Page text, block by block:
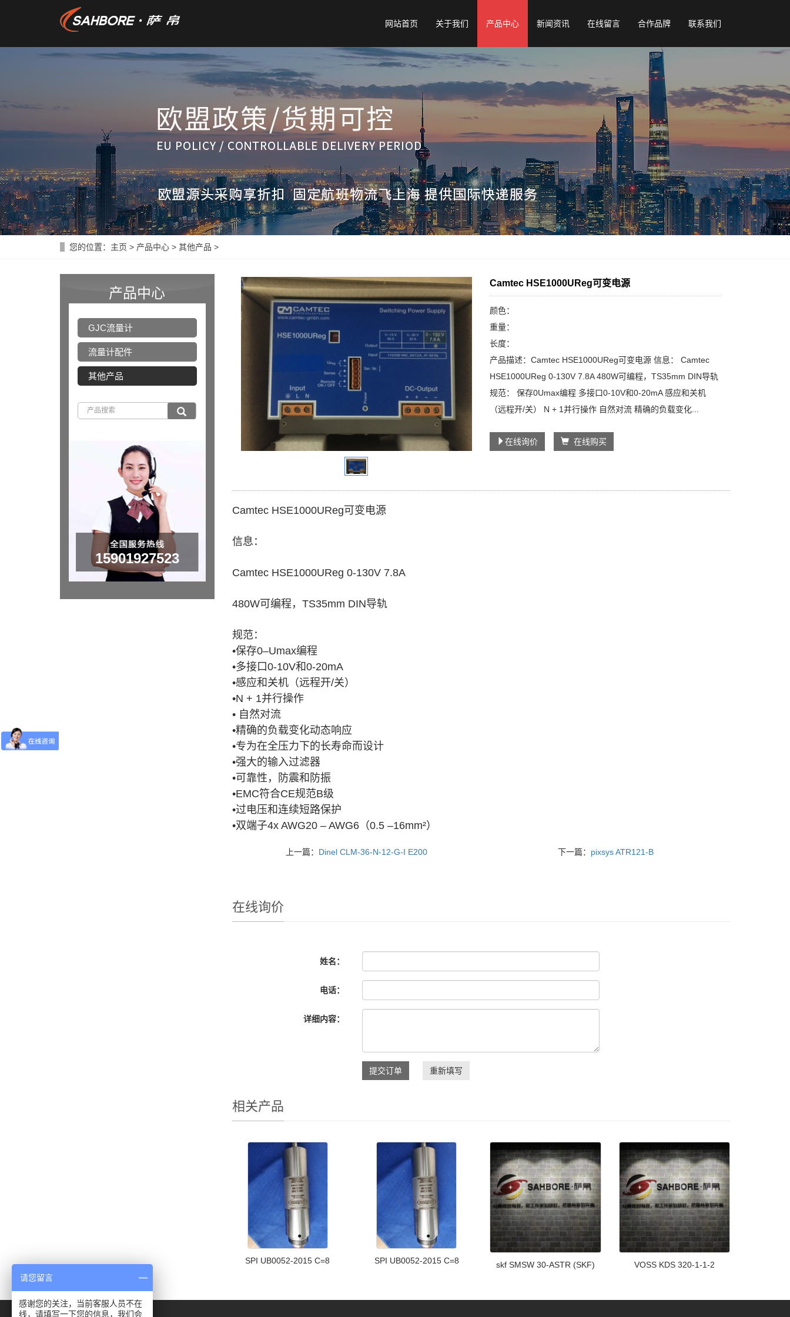
网站首页 关于我们 产品中心 新闻资讯 在线留言 合作品牌 联系我们
您的位置： 主页 > 产品中心 > 其他产品 >
Camtec HSE1000UReg可变电源
颜色：
重量：
长度：
产品描述：Camtec HSE1000UReg可变电源 信息： Camtec
HSE1000UReg 0-130V 7.8A 480W可编程，TS35mm DIN导轨
规范： 保存0Umax编程 多接口0-10V和0-20mA 感应和关机
（远程开/关） N + 1并行操作 自然对流 精确的负载变化...
在线询价 在线购买
Camtec HSE1000UReg可变电源
信息：
Camtec HSE1000UReg 0-130V 7.8A
480W可编程，TS35mm DIN导轨
规范：
•保存0–Umax编程
•多接口0-10V和0-20mA
•感应和关机（远程开/关）
•N + 1并行操作
• 自然对流
•精确的负载变化动态响应
•专为在全压力下的长寿命而设计
•强大的输入过滤器
•可靠性，防震和防振
•EMC符合CE规范B级
•过电压和连续短路保护
•双端子4x AWG20 – AWG6（0.5 –16mm²）
上一篇： Dinel CLM-36-N-12-G-I E200 下一篇： pixsys ATR121-B
在线询价
姓名：
电话：
详细内容：
提交订单 重新填写
相关产品
SPI UB0052-2015 C=8 SPI UB0052-2015 C=8 skf SMSW 30-ASTR (SKF) VOSS KDS 320-1-1-2
产品中心
GJC流量计
流量计配件
其他产品
15901927523
请您留言
感谢您的关注，当前客服人员不在
线，请填写一下您的信息，我们会